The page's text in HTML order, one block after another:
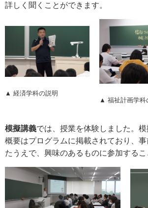
詳しく聞くことができます。
▲ 経済学科の説明
▲ 福祉計画学科
模擬講義では、授業を体験しました。
概要はプログラムに掲載されており、
たうえで、興味のあるものに参加するこ